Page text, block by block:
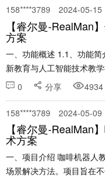
158****3789 2024-05-15
【睿尔曼-
方案
一、功能概述 1.1、功能
新教育与人工智能技术教
发，能够实现人体姿态识
0 分享 4934
158****3789 2024-05-09
【睿尔曼-
术方案
一、项目介绍 咖啡机器人
场景解决方法。项目旨在